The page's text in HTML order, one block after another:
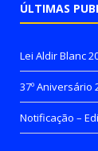
ÚLTIMAS
Lei Aldir Blanc
37º Aniversário
Notificação –